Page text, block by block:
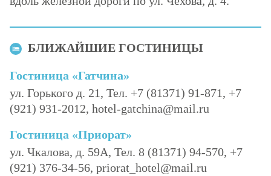
БЛИЖАЙШИЕ ГОСТИНИЦЫ
Гостиница «Гатчина»
ул. Горького д. 21, Тел. +7 (81371) 91-871, +7
(921) 931-2012, hotel-gatchina@mail.ru
Гостиница «Приорат»
ул. Чкалова, д. 59А, Тел. 8 (81371) 94-570, +7
(921) 376-34-56, priorat_hotel@mail.ru